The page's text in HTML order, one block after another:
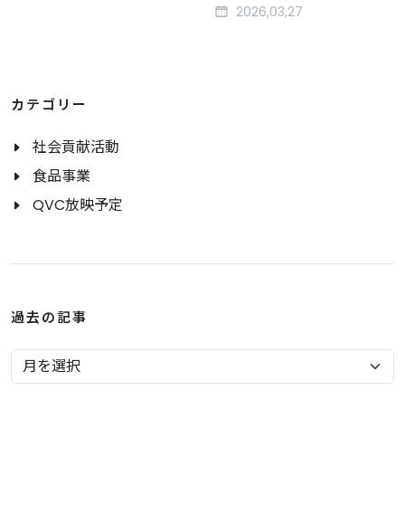
2026,03,27
カテゴリー
社会貢献活動
食品事業
QVC放映予定
過去の記事